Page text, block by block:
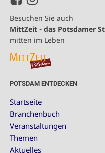
Besuchen Sie auch
MittZeit - das Potsdamer
mitten im Leben
POTSDAM ENTDECKEN
Startseite
Branchenbuch
Veranstaltungen
Themen
Aktuelles